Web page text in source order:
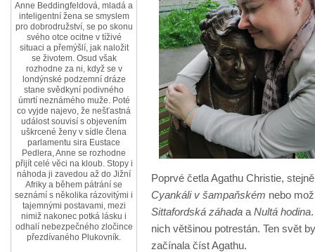
Poprvé četla Agathu Christie,
Cyankáli v šampaňském nebo
Sittafordská záhada a Nultá hodina
nich většinou potrestán. Ten svět
začínala číst Agathu.
Anne Beddingfeldová, mladá a
inteligentní žena se smyslem
pro dobrodružství, se po skonu
svého otce ocitne v tíživé
situaci a přemýšlí, jak naložit
se životem. Osud však
rozhodne za ni, když se v
londýnské podzemní dráze
stane svědkyní podivného
úmrtí neznámého muže. Poté
co vyjde najevo, že nešťastná
událost souvisí s objevením
uškrcené ženy v sídle člena
parlamentu sira Eustace
Pedlera, Anne se rozhodne
přijít celé věci na kloub. Stopy i
náhoda ji zavedou až do Jižní
Afriky a během pátrání se
seznámí s několika rázovitými i
tajemnými postavami, mezi
nimiž nakonec potká lásku i
odhalí nebezpečného zločince
přezdívaného Plukovník.